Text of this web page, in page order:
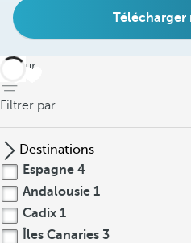
Télécharger
retour
Filtrer par
Destinations
Espagne 4
Andalousie 1
Cadix 1
Îles Canaries 3